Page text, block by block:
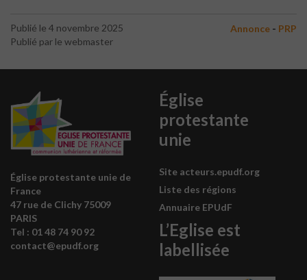
Publié le 4 novembre 2025
Publié par le webmaster
Annonce - PRP
Église protestante unie de
France
47 rue de Clichy 75009
PARIS
Tel : 01 48 74 90 92
contact@epudf.org
Église
protestante
unie
Site acteurs.epudf.org
Liste des régions
Annuaire EPUdF
L’Eglise est
labellisée